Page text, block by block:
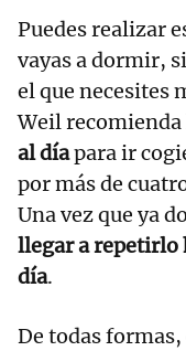
Puedes realizar
vayas a dormir,
el que necesites
Weil recomienda
al díapara ir
por más de
Una vez que ya
llegar a repetirlo
día.
De todas